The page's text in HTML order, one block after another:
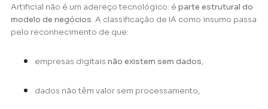
Artificial não é um adereço tecnológico: é parte estrutural do
modelo de negócios. A classificação de IA como insumo passa
pelo reconhecimento de que:
empresas digitais não existem sem dados,
dados não têm valor sem processamento,